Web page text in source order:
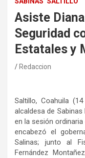
Asiste
Seguridad
Estatales y
Redaccion
Saltillo, Coahuila
alcaldesa de
en la sesión
encabezó el
Salinas; junto al
Fernández